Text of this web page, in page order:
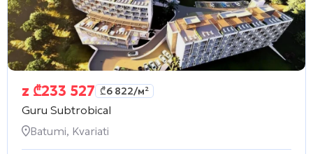
z ₾233 527 ₾6 822/м²
Guru Subtrobical
Batumi, Kvariati